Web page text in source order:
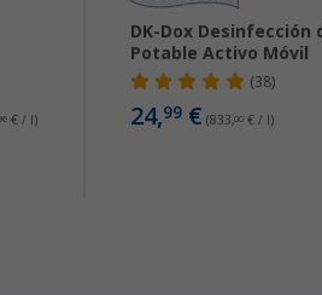
€ / l)
DK-Dox Desinfección
Potable Activo Móvil
(38)
24,99€ (833,00€ / l)